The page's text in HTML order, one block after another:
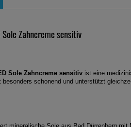
Zahncreme sensitiv
Sole Zahncreme sensitivist eine
besonders schonend und unterstützt